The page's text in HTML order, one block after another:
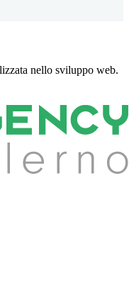
nello sviluppo web.